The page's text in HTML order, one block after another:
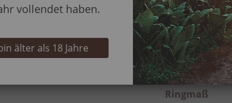
Format
Länge
Ringmaß
vollendet haben.
älter als 18 Jahre